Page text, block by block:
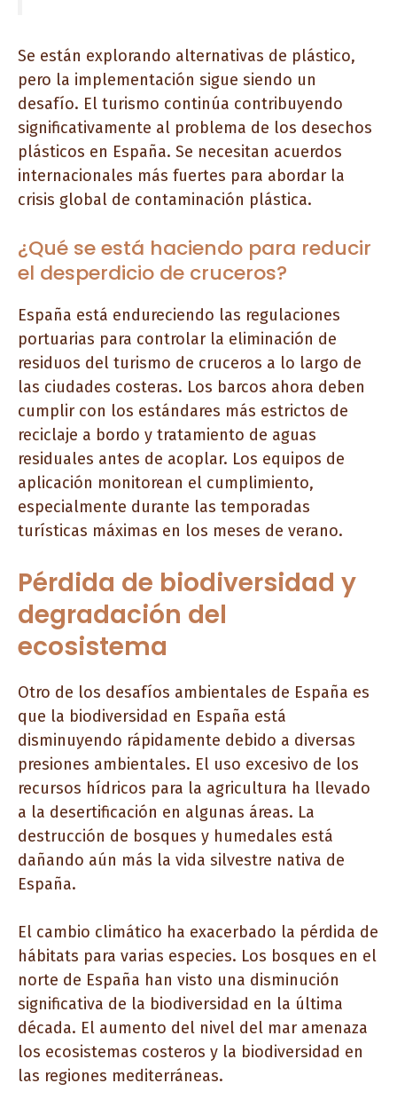
Se están explorando alternativas de plástico,
pero la implementación sigue siendo un
desafío. El turismo continúa contribuyendo
significativamente al problema de los desechos
plásticos en España. Se necesitan acuerdos
internacionales más fuertes para abordar la
crisis global de contaminación plástica.
¿Qué se está haciendo para reducir
el desperdicio de cruceros?
España está endureciendo las regulaciones
portuarias para controlar la eliminación de
residuos del turismo de cruceros a lo largo de
las ciudades costeras. Los barcos ahora deben
cumplir con los estándares más estrictos de
reciclaje a bordo y tratamiento de aguas
residuales antes de acoplar. Los equipos de
aplicación monitorean el cumplimiento,
especialmente durante las temporadas
turísticas máximas en los meses de verano.
Pérdida de biodiversidad y
degradación del
ecosistema
Otro de los desafíos ambientales de España es
que la biodiversidad en España está
disminuyendo rápidamente debido a diversas
presiones ambientales. El uso excesivo de los
recursos hídricos para la agricultura ha llevado
a la desertificación en algunas áreas. La
destrucción de bosques y humedales está
dañando aún más la vida silvestre nativa de
España.
El cambio climático ha exacerbado la pérdida de
hábitats para varias especies. Los bosques en el
norte de España han visto una disminución
significativa de la biodiversidad en la última
década. El aumento del nivel del mar amenaza
los ecosistemas costeros y la biodiversidad en
las regiones mediterráneas.